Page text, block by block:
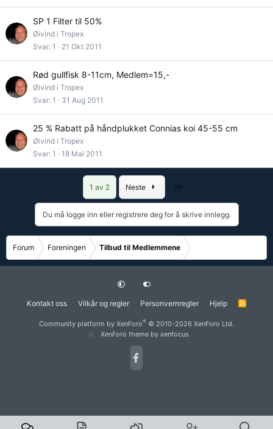
SP 1 Filter til 50%
Øivind i Tropex
Svar 1 21 Okt 2011
Rød gullfisk 8-11cm, Medlem=15,-
Øivind i Tropex
Svar 1 31 Aug 2011
25 % Rabatt på håndplukket Connias koi 45-55 cm
Øivind i Tropex
Svar 1 18 Mai 2011
1 av 2 Neste
Du må logge inn eller registrere deg for å skrive innlegg.
Forum Foreningen Tilbud til Medlemmene
Kontakt oss Vilkår og regler Personvernregler Hjelp
R
Community platform by XenForo® © 2010-2026 XenForo Ltd.
XenForo theme by xenfocus